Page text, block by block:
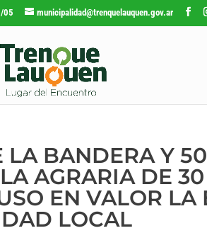
05 municipalidad@trenquelauquen.gov.ar
LA BANDERA Y
AGRARIA DE
EN VALOR
LOCAL